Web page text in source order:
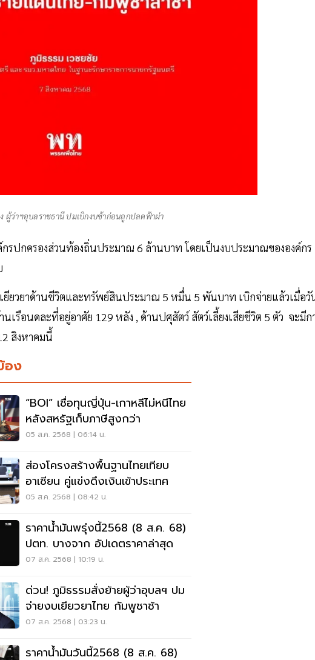
ผู้ว่าฯอุบลราชธานี ปมเบิกงบช้าก่อนถูกปลดฟ้าผ่า
กรปกครองส่วนท้องถิ่นประมาณ 6 ล้านบาท โดยเป็นงบประมาณขององค์กร
เยียวยาด้านชีวิตและทรัพย์สินประมาณ 5 หมื่น 5 พันบาท เบิกจ่ายแล้วเมื่อวั
เรือนดละที่อยู่อาศัย 129 หลัง , ด้านปศุสัตว์ สัตว์เลี้ยงเสียชีวิต 5 ตัว จะมีก
สิงหาคมนี้
อง
“BOI” เชื่อทุนญี่ปุ่น-เกาหลีไม่หนีไทย
หลังสหรัฐเก็บภาษีสูงกว่า
05 ส.ค. 2568 | 06:14 น.
ส่องโครงสร้างพื้นฐานไทยเทียบ
อาเซียน คู่แข่งดึงเงินเข้าประเทศ
05 ส.ค. 2568 | 08:42 น.
ราคาน้ำมันพรุ่งนี้2568 (8 ส.ค. 68)
ปตท. บางจาก อัปเดตราคาล่าสุด
07 ส.ค. 2568 | 10:19 น.
ด่วน! ภูมิธรรมสั่งย้ายผู้ว่าอุบลฯ ปม
จ่ายงบเยียวยาไทย กัมพูชาช้า
07 ส.ค. 2568 | 03:23 น.
ราคาน้ำมันวันนี้2568 (8 ส.ค. 68)